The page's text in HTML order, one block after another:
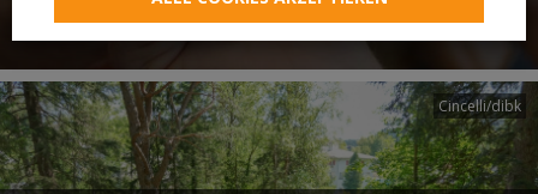
Christliche Gemeinde
Cincelli/dibk